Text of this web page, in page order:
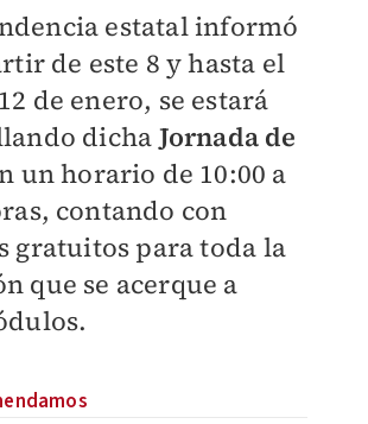
estatal informó
de este 8 y hasta el
de enero, se estará
dicha Jornada de
un horario de 10:00 a
contando con
gratuitos para toda la
que se acerque a